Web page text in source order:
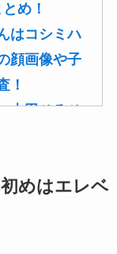
め！
はコシミハ
顔画像や子
！
古田ひろひ
新原浩朗(官
！顔画像や
めはエレベ